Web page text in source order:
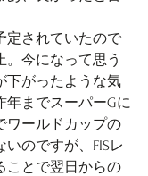
されていたので
。今になって思う
下がったような気
年までスーパーGに
ワールドカップの
のですが、FISレ
ことで翌日からの